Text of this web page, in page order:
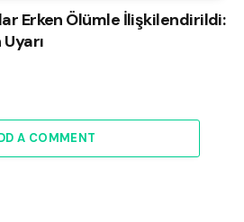
Erken Ölümle İlişkilendirildi:
A COMMENT